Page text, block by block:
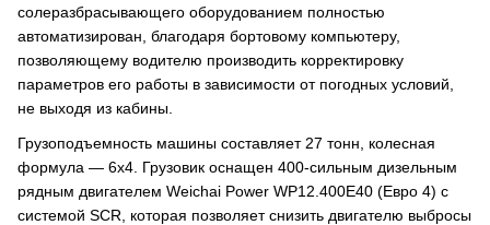
солеразбрасывающего оборудованием полностью
автоматизирован, благодаря бортовому компьютеру,
позволяющему водителю производить корректировку
параметров его работы в зависимости от погодных условий,
не выходя из кабины.
Грузоподъемность машины составляет 27 тонн, колесная
формула — 6х4. Грузовик оснащен 400-сильным дизельным
рядным двигателем Weichai Power WP12.400E40 (Евро 4) с
системой SCR, которая позволяет снизить двигателю выбросы